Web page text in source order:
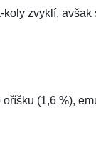
zvyklí, avšak
(1,6 %),